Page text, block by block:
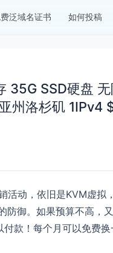
泛域名证书 如何投稿
SSD硬盘
州洛杉矶 1IPv4
动，依旧是KVM虚拟
防御。如果预算不高，
款！每个月可以免费换